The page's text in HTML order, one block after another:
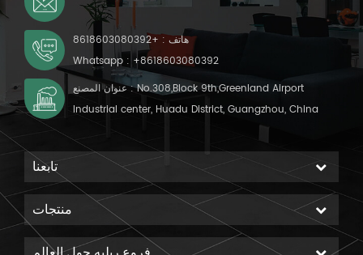
هاتف : +8618603080392
Whatsapp : +8618603080392
عنوان المصنع : No.308,Block 9th,Greenland Airport
Industrial center, Huadu District, Guangzhou, China
تابعنا
منتجات
فروع ريليه حول العالم